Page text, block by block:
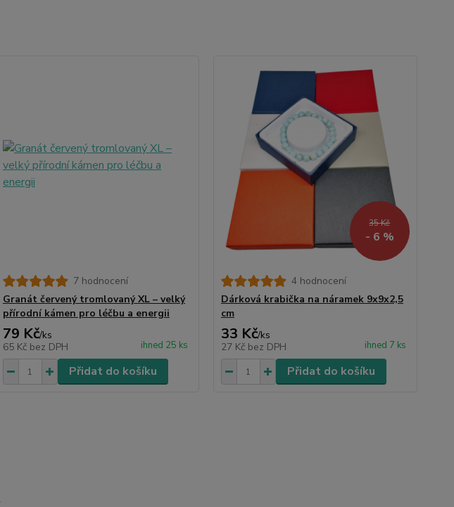
7 hodnocení
Granát červený tromlovaný XL – velký
přírodní kámen pro léčbu a energii
79 Kč/ks
65 Kč bez DPH ihned 25 ks
Přidat do košíku
35 Kč
- 6 %
4 hodnocení
Dárková krabička na náramek 9x9x2,5
cm
33 Kč/ks
27 Kč bez DPH ihned 7 ks
Přidat do košíku